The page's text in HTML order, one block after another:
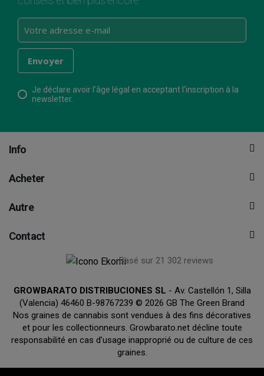
Je déclare avoir l’âge légal en acceptant l’inscription à la
newsletter.
Info
Acheter
Autre
Contact
Basé sur 21 302 reviews
GROWBARATO DISTRIBUCIONES SL - Av. Castellón 1, Silla
(Valencia) 46460 B-98767239 © 2026 GB The Green Brand
Nos graines de cannabis sont vendues à des fins décoratives
et pour les collectionneurs. Growbarato.net décline toute
responsabilité en cas d’usage inapproprié ou de culture de ces
graines.